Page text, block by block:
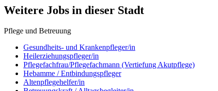
Weitere Jobs in dieser Stadt
Pflege und Betreuung
Gesundheits- und Krankenpfleger/in
Heilerziehungspfleger/in
Pflegefachfrau/Pflegefachmann (Vertiefung Akutpflege)
Hebamme / Entbindungspfleger
Altenpflegehelfer/in